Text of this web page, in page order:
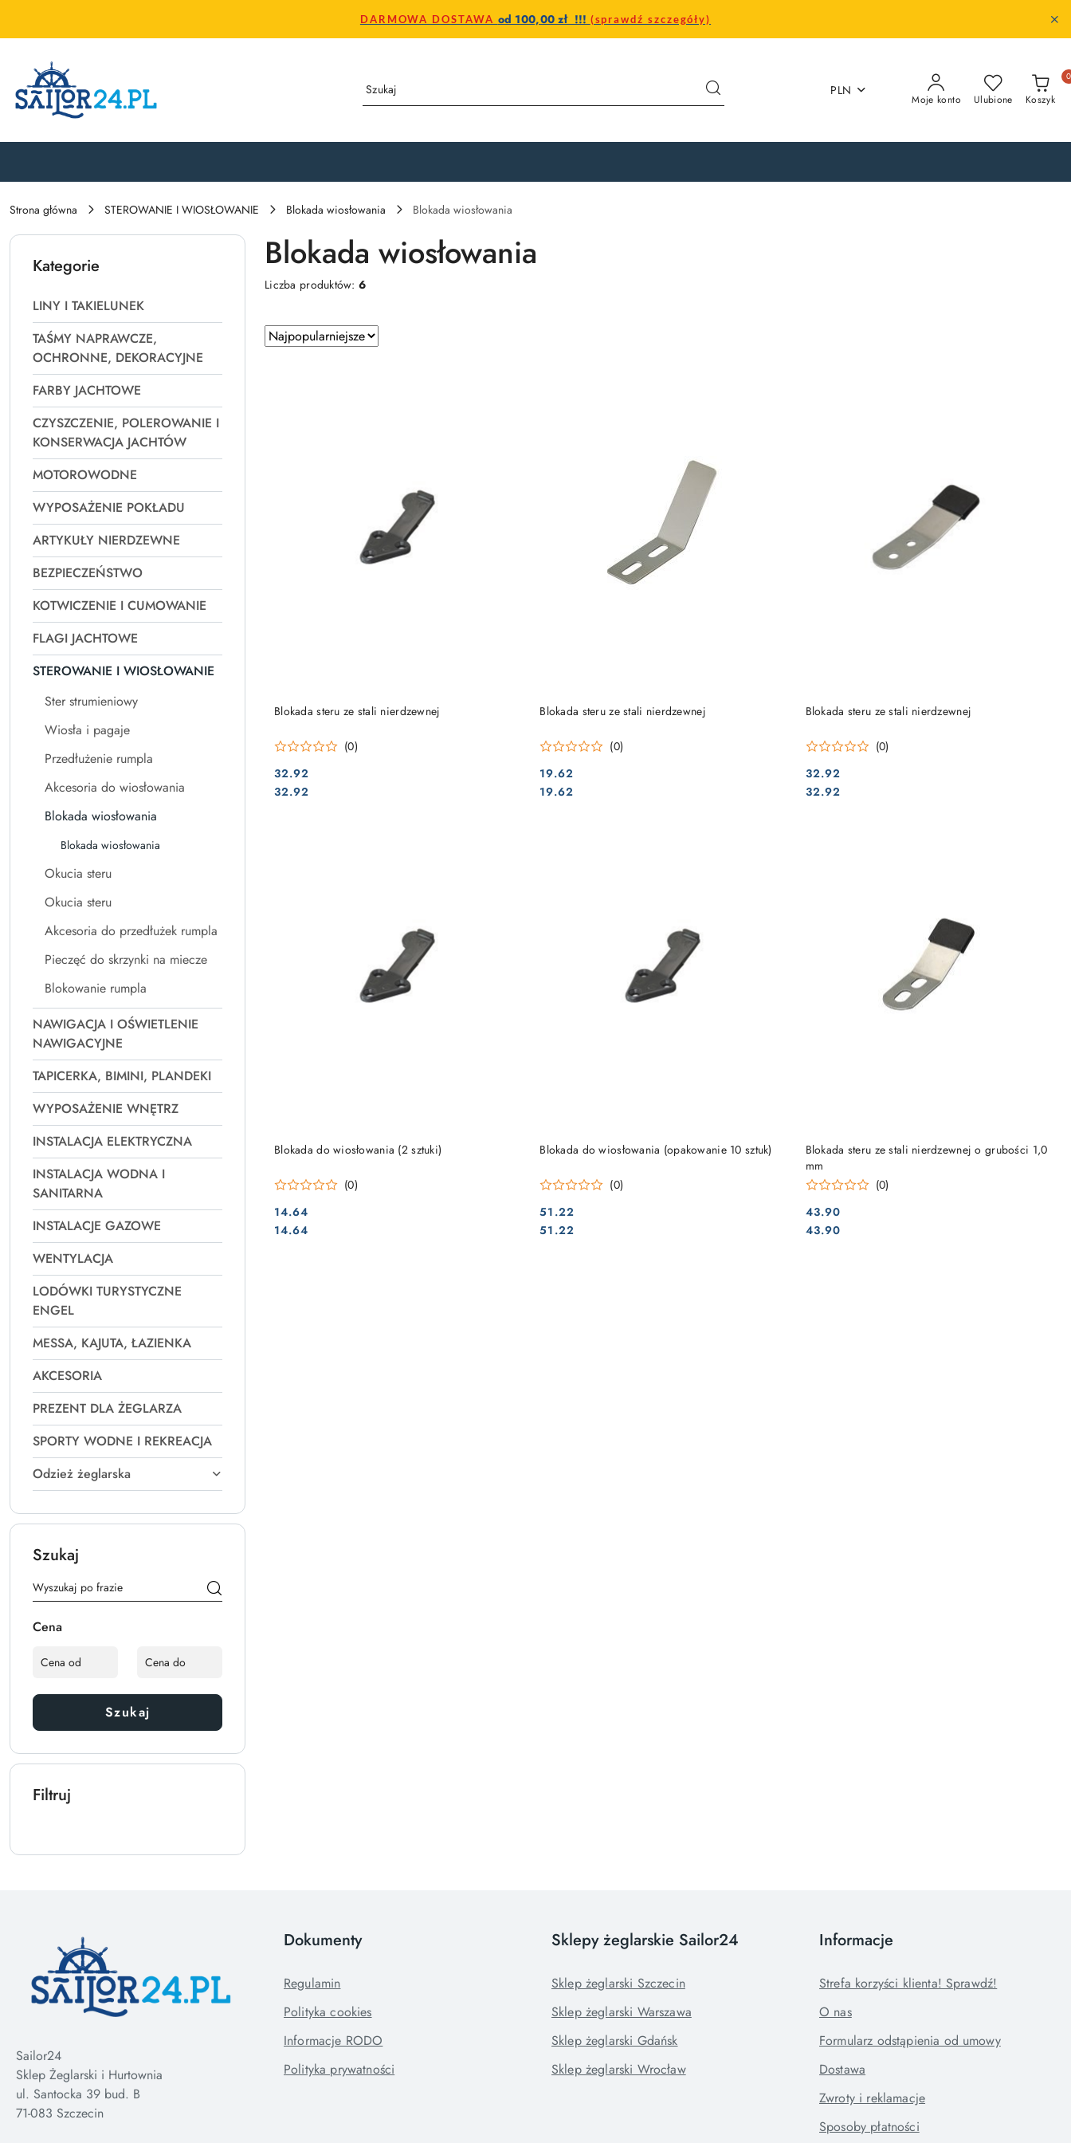
DARMOWA DOSTAWA od 100,00 zł !!! (sprawdź szczegóły)
PLN
Moje konto Ulubione Koszyk
0
Strona główna STEROWANIE I WIOSŁOWANIE Blokada wiosłowania Blokada wiosłowania
Kategorie
LINY I TAKIELUNEK
TAŚMY NAPRAWCZE,
OCHRONNE, DEKORACYJNE
FARBY JACHTOWE
CZYSZCZENIE, POLEROWANIE I
KONSERWACJA JACHTÓW
MOTOROWODNE
WYPOSAŻENIE POKŁADU
ARTYKUŁY NIERDZEWNE
BEZPIECZEŃSTWO
KOTWICZENIE I CUMOWANIE
FLAGI JACHTOWE
STEROWANIE I WIOSŁOWANIE
Ster strumieniowy
Wiosła i pagaje
Przedłużenie rumpla
Akcesoria do wiosłowania
Blokada wiosłowania
Blokada wiosłowania
Okucia steru
Okucia steru
Akcesoria do przedłużek rumpla
Pieczęć do skrzynki na miecze
Blokowanie rumpla
NAWIGACJA I OŚWIETLENIE
NAWIGACYJNE
TAPICERKA, BIMINI, PLANDEKI
WYPOSAŻENIE WNĘTRZ
INSTALACJA ELEKTRYCZNA
INSTALACJA WODNA I
SANITARNA
INSTALACJE GAZOWE
WENTYLACJA
LODÓWKI TURYSTYCZNE
ENGEL
MESSA, KAJUTA, ŁAZIENKA
AKCESORIA
PREZENT DLA ŻEGLARZA
SPORTY WODNE I REKREACJA
Odzież żeglarska
Szukaj
Cena
Szukaj
Filtruj
Blokada wiosłowania
Liczba produktów:6
Zastosowano
sortowanie:
Sortuj
według
Blokada steru ze stali nierdzewnej
(0)
Cena:
32.92
Cena:
32.92
DO KOSZYKA Blokada steru ze stali nierdzewnej
(0)
Cena:
19.62
Cena:
19.62
DO KOSZYKA Blokada steru ze stali nierdzewnej
(0)
Cena:
32.92
Cena:
32.92
DO KOSZYKA
Blokada do wiosłowania (2 sztuki)
(0)
Cena:
14.64
Cena:
14.64
DO KOSZYKA Blokada do wiosłowania (opakowanie 10 sztuk)
(0)
Cena:
51.22
Cena:
51.22
DO KOSZYKA
Blokada steru ze stali nierdzewnej o grubości 1,0
mm
(0)
Cena:
43.90
Cena:
43.90
DO KOSZYKA
Sailor24
Sklep Żeglarski i Hurtownia
ul. Santocka 39 bud. B
71-083 Szczecin
Dokumenty
Regulamin
Polityka cookies
Informacje RODO
Polityka prywatności
Sklepy żeglarskie Sailor24
Sklep żeglarski Szczecin
Sklep żeglarski Warszawa
Sklep żeglarski Gdańsk
Sklep żeglarski Wrocław
Informacje
Strefa korzyści klienta! Sprawdź!
O nas
Formularz odstąpienia od umowy
Dostawa
Zwroty i reklamacje
Sposoby płatności